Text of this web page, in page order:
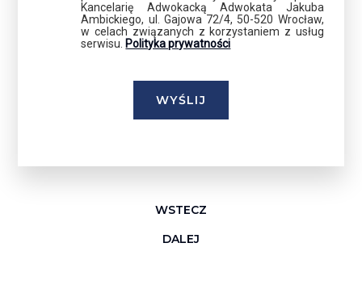
Kancelarię Adwokacką Adwokata Jakuba
Ambickiego, ul. Gajowa 72/4, 50-520 Wrocław,
w celach związanych z korzystaniem z usług
serwisu. Polityka prywatności
WSTECZ
DALEJ